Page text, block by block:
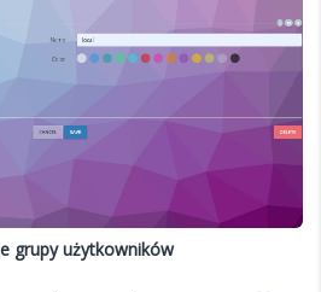
grupy użytkowników